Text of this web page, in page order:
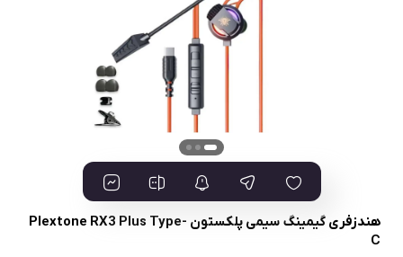
هندزفری گیمینگ سیمی پلکستون Plextone RX3 Plus Type-
C